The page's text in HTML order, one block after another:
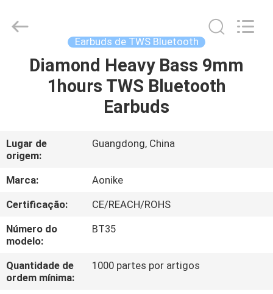
CASA
SOBRE
NÓS
EXCURSÃO
DA
FÁBRICA
CONTROLE
Shengpai
Electronics
Earbuds de TWS Bluetooth
Diamond Heavy Bass 9mm
1hours TWS Bluetooth
Earbuds
Lugar de
origem:
Guangdong, China
Marca:
Aonike
Certificação:
CE/REACH/ROHS
Número do
modelo:
BT35
Quantidade de
ordem mínima:
1000 partes por artigos